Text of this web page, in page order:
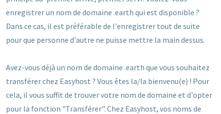
enregistrer un nom de domaine .earth qui est disponible ?
Dans ce cas, il est préférable de l'enregistrer tout de suite
pour que personne d'autre ne puisse mettre la main dessus.
Avez-vous déjà un nom de domaine .earth que vous souhaitez
transférer chez Easyhost ? Vous êtes la/la bienvenu(e) ! Pour
cela, il vous suffit de trouver votre nom de domaine et d'opter
pour la fonction "Transférer". Chez Easyhost, vos noms de